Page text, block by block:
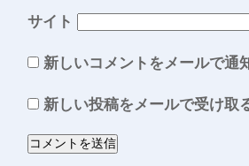
サイト
新しいコメントをメールで通
新しい投稿をメールで受け取